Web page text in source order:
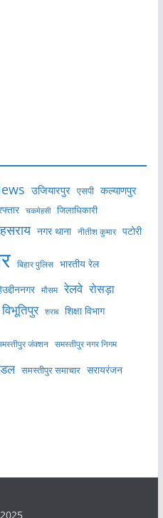
उजियारपुर एसपी कल्याणपुर
चकमेहसी जिलाधिकारी
नगर थाना नीतीश कुमार पटोरी
बिहार पुलिस भारतीय रेल
मौसम रेलवे रोसड़ा
विभूतिपुर शराब शिक्षा विभाग
जंक्शन समस्तीपुर नगर निगम
समस्तीपुर समाचार सरायरंजन